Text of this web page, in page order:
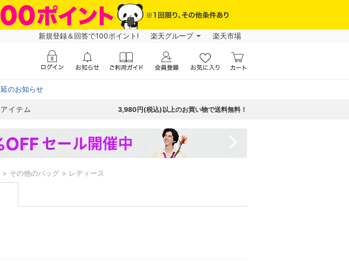
新規登録＆回答で100ポイント! 楽天グループ 楽天市場
のお知らせ
イテム 3,980円(税込)以上のお買い物で送料無料！
その他のバッグ レディース